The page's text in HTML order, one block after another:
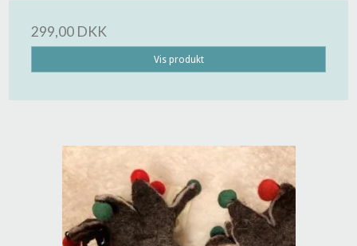
299,00 DKK
Vis produkt